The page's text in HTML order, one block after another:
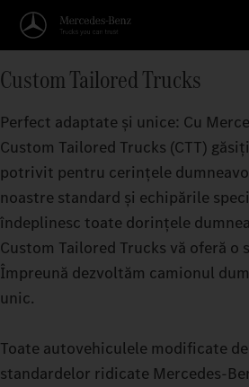
Custom Tailored Trucks
Perfect adaptate și unice: Cu
Custom Tailored Trucks (CTT)
potrivit pentru cerințele
noastre standard și echipările
îndeplinesc toate dorințele
Custom Tailored Trucks vă oferă o
Împreună dezvoltăm camionul
unic.
Toate autovehiculele modificate
standardelor ridicate